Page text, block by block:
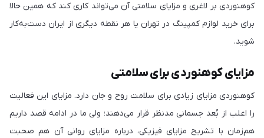
کوهنوردی بر لاغری و مزایای سلامتی آن می‌تواند کاری کند که همین حالا
برای خرید لوازم کمپینگ در تهران یا هر نقطه دیگری از ایران دست‌به‌کار
شوید.
مزایای کوهنوردی برای سلامتی
کوهنوردی مزایای زیادی برای سلامت روح و جان دارد. مزایای این فعالیت
را اغلب از بُعد جسمانی مدنظر قرار می‌دهند؛ ولی ما در ادامه قصد داریم
هم‌زمان با تشریح مزایای فیزیکی، درباره مزایای روانی آن هم صحبت